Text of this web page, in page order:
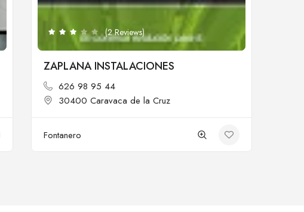
(2 Reviews)
ZAPLANA INSTALACIONES
626 98 95 44
30400 Caravaca de la Cruz
Fontanero